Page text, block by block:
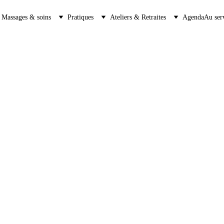
Massages & soins Pratiques Ateliers & Retraites AgendaAu